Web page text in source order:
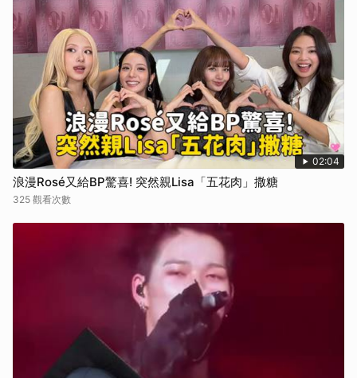
02:04
浪漫Rosé又給BP驚喜! 突然親Lisa「五花肉」撒糖
325 觀看次數